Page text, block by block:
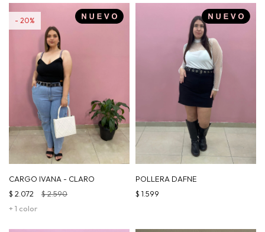
CARGO IVANA - CLARO
+ 1 color
$ 2.072 $2.590
20
POLLERA DAFNE
$ 1.599